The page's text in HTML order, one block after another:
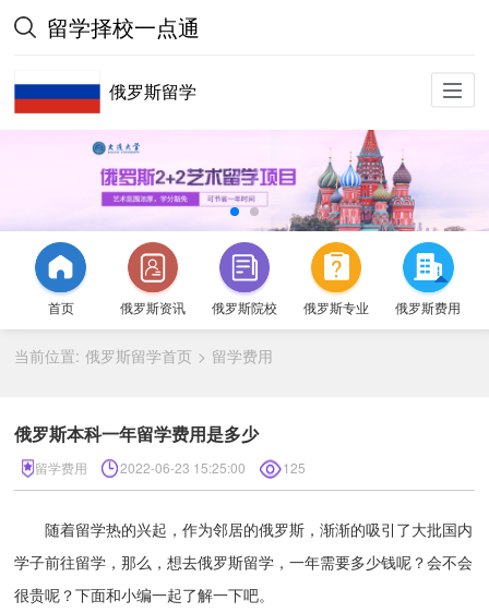
留学择校一点通
俄罗斯留学
首页 俄罗斯资讯 俄罗斯院校 俄罗斯专业 俄罗斯费用
当前位置: 俄罗斯留学首页 > 留学费用
俄罗斯本科一年留学费用是多少
留学费用 2022-06-23 15:25:00 125
随着留学热的兴起，作为邻居的俄罗斯，渐渐的吸引了大批国内
学子前往留学，那么，想去俄罗斯留学，一年需要多少钱呢？会不会
很贵呢？下面和小编一起了解一下吧。